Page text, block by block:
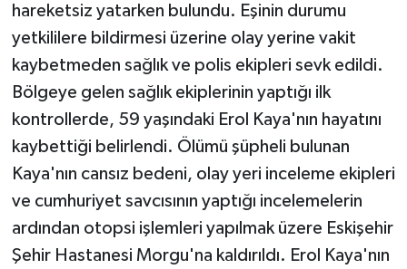
hareketsiz yatarken bulundu. Eşinin durumu
yetkililere bildirmesi üzerine olay yerine vakit
kaybetmeden sağlık ve polis ekipleri sevk edildi.
Bölgeye gelen sağlık ekiplerinin yaptığı ilk
kontrollerde, 59 yaşındaki Erol Kaya'nın hayatını
kaybettiği belirlendi. Ölümü şüpheli bulunan
Kaya'nın cansız bedeni, olay yeri inceleme ekipleri
ve cumhuriyet savcısının yaptığı incelemelerin
ardından otopsi işlemleri yapılmak üzere Eskişehir
Şehir Hastanesi Morgu'na kaldırıldı. Erol Kaya'nın